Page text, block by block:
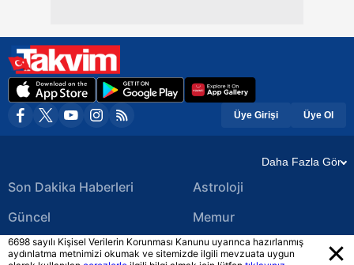
Üye Girişi Üye Ol
Daha Fazla Gör
Son Dakika Haberleri
Güncel
Ekonomi Haberleri
Astroloji
Memur
Yerel Haberler
6698 sayılı Kişisel Verilerin Korunması Kanunu uyarınca hazırlanmış
aydınlatma metnimizi okumak ve sitemizde ilgili mevzuata uygun